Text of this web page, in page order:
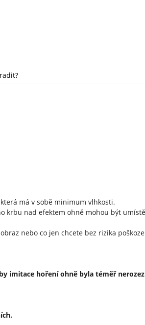
má v sobě minimum vlhkosti.
krbu nad efektem ohně mohou být
nebo co jen chcete bez rizika
imitace hoření ohně byla téměř